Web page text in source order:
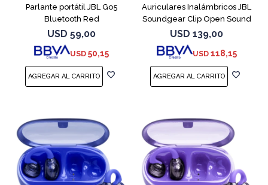
Parlante portátil JBL Go5
Bluetooth Red
USD 59,00
USD 50,15
Auriculares Inalámbricos JBL
Soundgear Clip Open Sound
Cobre
USD 139,00
USD 118,15